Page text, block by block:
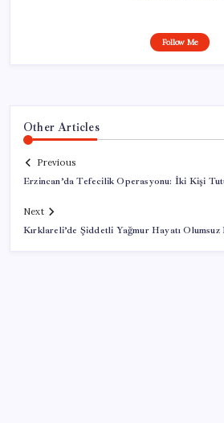
Follow Me
Other Articles
Previous
Erzincan’da Tefecilik Operasyonu: İki Kişi
Next
Kırklareli’de Şiddetli Yağmur Hayatı